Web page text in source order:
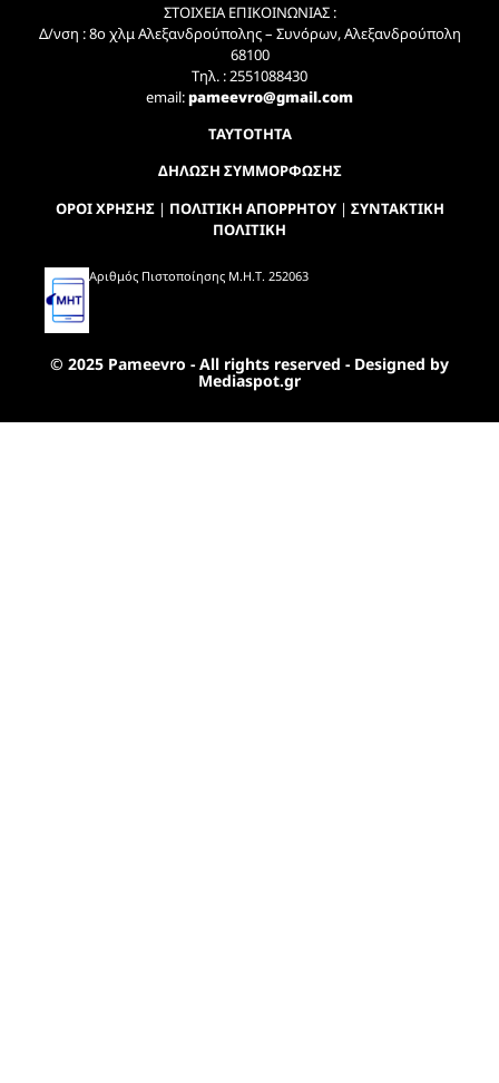
ΣΤΟΙΧΕΙΑ ΕΠΙΚΟΙΝΩΝΙΑΣ :
Δ/νση : 8ο χλμ Αλεξανδρούπολης – Συνόρων, Αλεξανδρούπολη
68100
Τηλ. : 2551088430
email:pameevro@gmail.com
ΤΑΥΤΟΤΗΤΑ
ΔΗΛΩΣΗ ΣΥΜΜΟΡΦΩΣΗΣ
ΟΡΟΙ ΧΡΗΣΗΣ| ΠΟΛΙΤΙΚΗ ΑΠΟΡΡΗΤΟΥ| ΣΥΝΤΑΚΤΙΚΗ
ΠΟΛΙΤΙΚΗ
Αριθμός Πιστοποίησης Μ.Η.Τ. 252063
© 2025 Pameevro - All rights reserved - Designed by
Mediaspot.gr